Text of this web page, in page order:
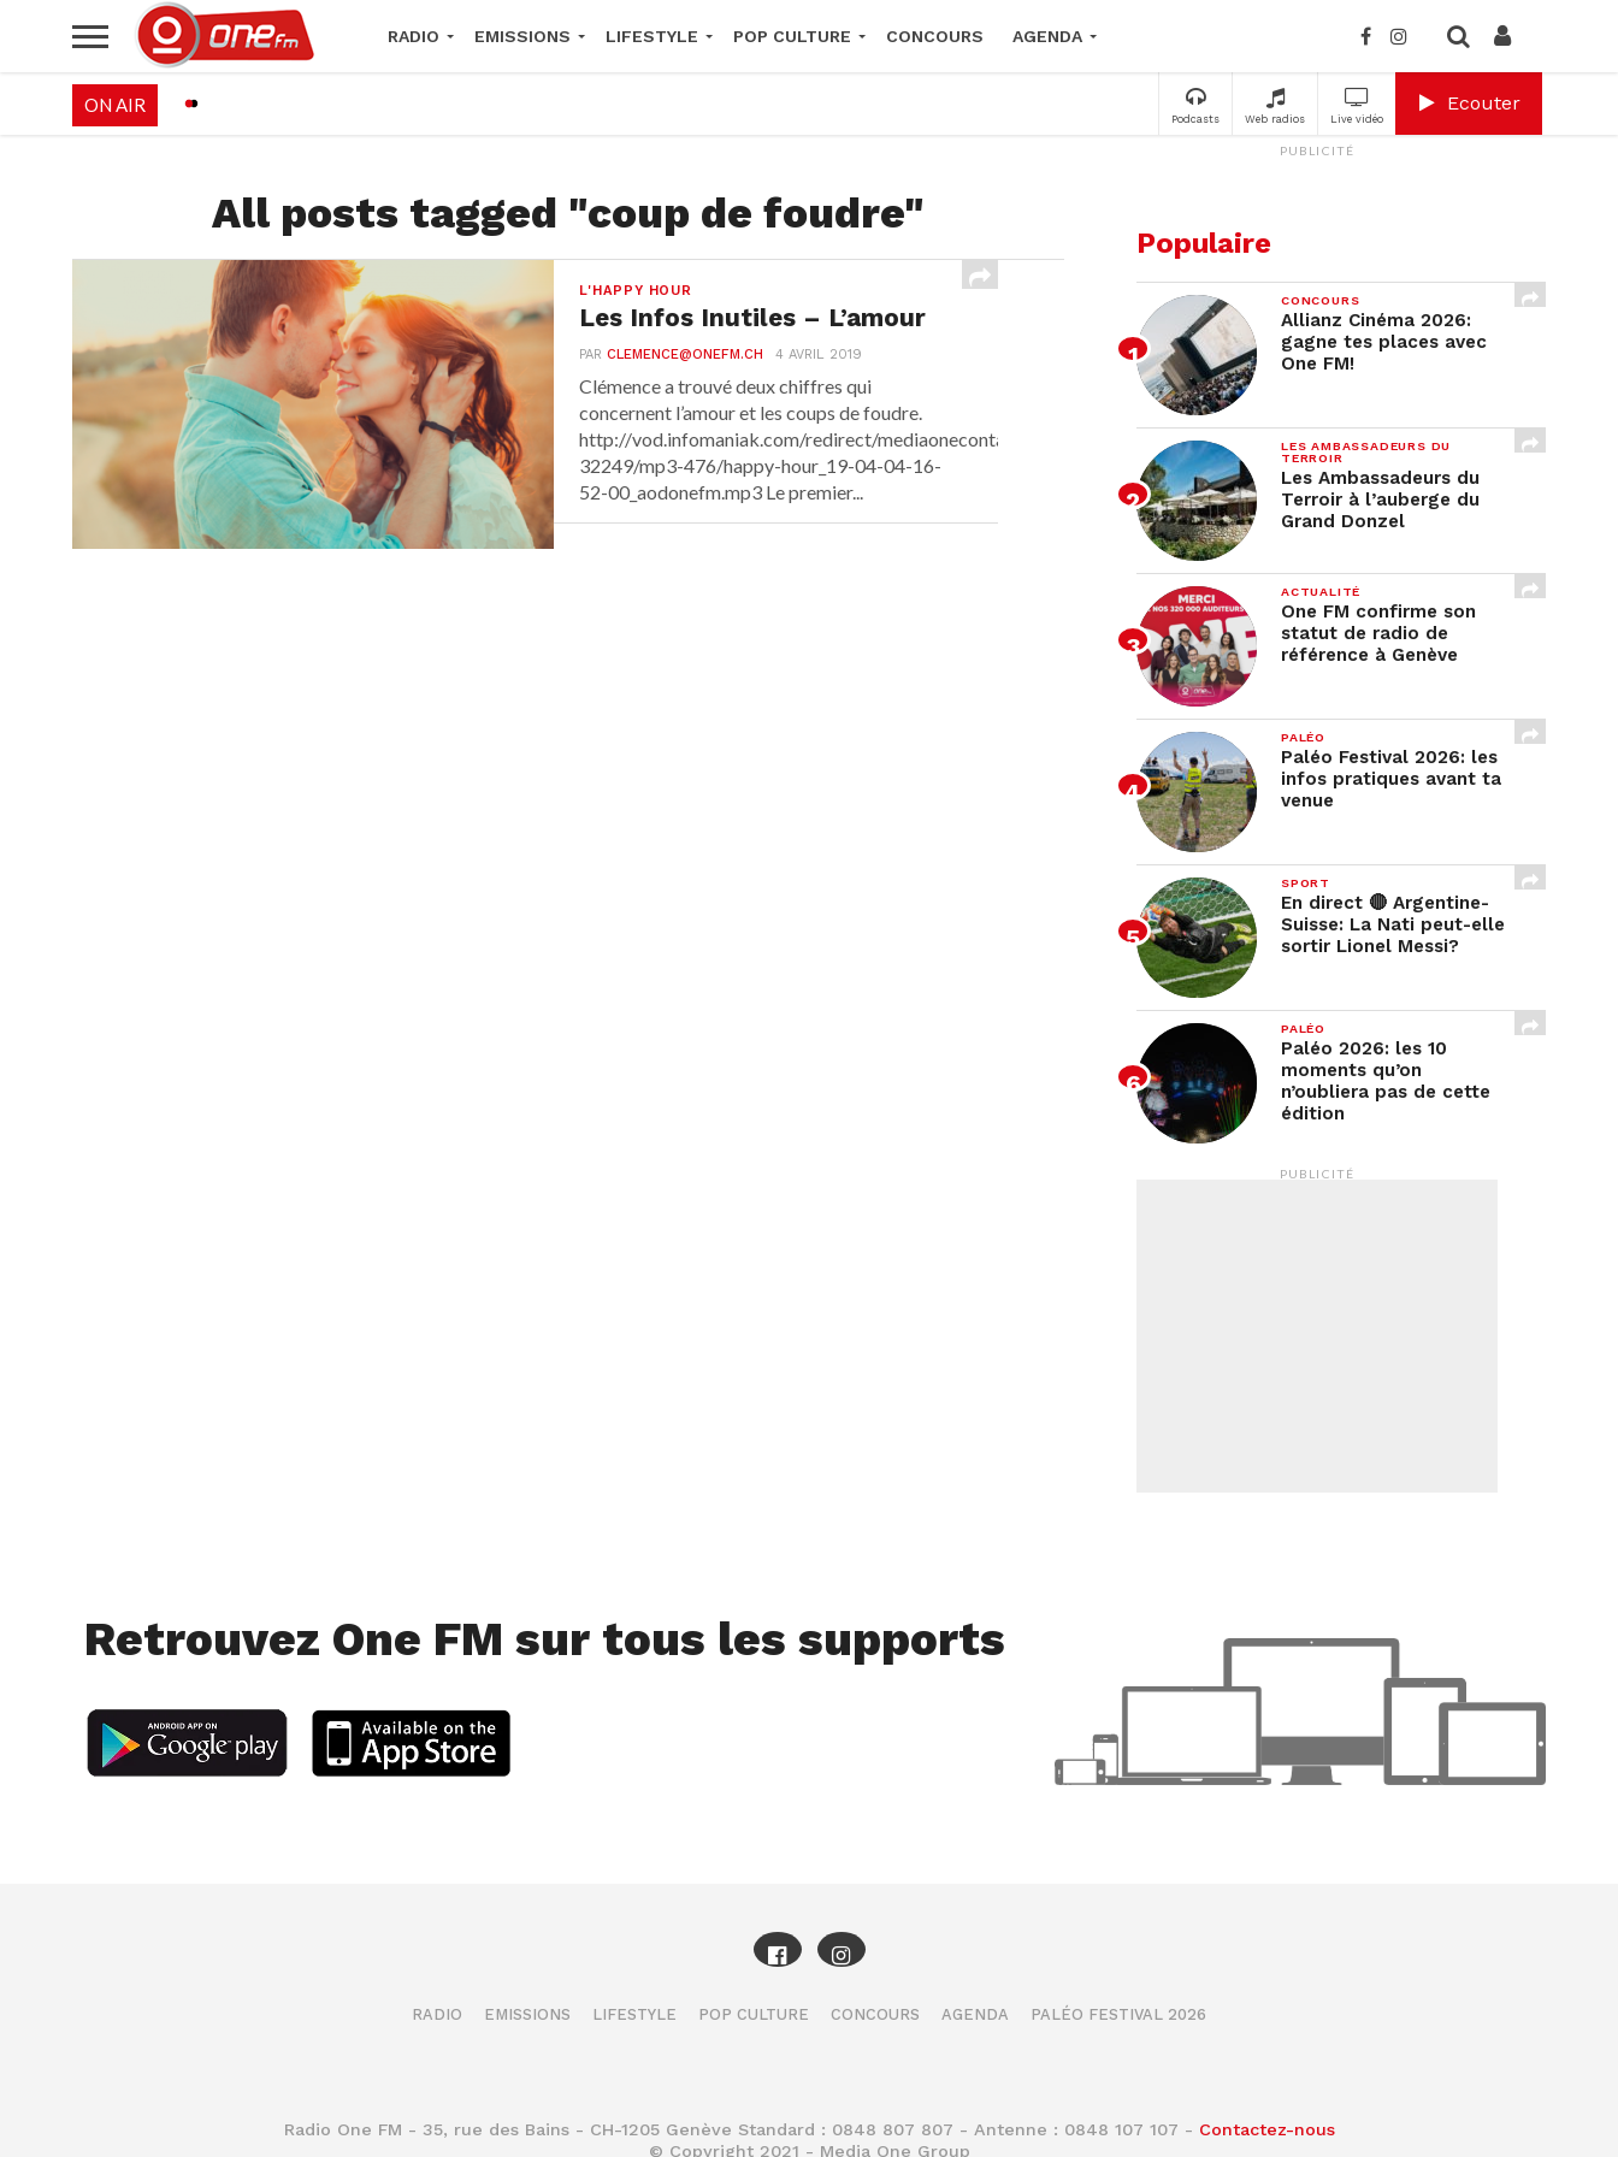
RADIO EMISSIONS LIFESTYLE POP CULTURE CONCOURS AGENDA
Podcasts Web radios Live vidéo
Ecouter
ON AIR
All posts tagged "coup de foudre"
L'HAPPY HOUR
Les Infos Inutiles – L’amour
PARCLEMENCE@ONEFM.CH 4 AVRIL 2019
Clémence a trouvé deux chiffres qui
concernent l’amour et les coups de foudre.
http://vod.infomaniak.com/redirect/mediaonecontactsa_vod/folder-
32249/mp3-476/happy-hour_19-04-04-16-
52-00_aodonefm.mp3 Le premier...
PUBLICITÉ
Populaire
CONCOURS
Allianz Cinéma 2026:
gagne tes places avec
One FM!
LES AMBASSADEURS DU
TERROIR
Les Ambassadeurs du
Terroir à l’auberge du
Grand Donzel
ACTUALITÉ
One FM confirme son
statut de radio de
référence à Genève
PALÉO
Paléo Festival 2026: les
infos pratiques avant ta
venue
SPORT
En direct 🔴 Argentine-
Suisse: La Nati peut-elle
sortir Lionel Messi?
PALÉO
Paléo 2026: les 10
moments qu’on
n’oubliera pas de cette
édition
PUBLICITÉ
Retrouvez One FM sur tous les supports
RADIO EMISSIONS LIFESTYLE POP CULTURE CONCOURS AGENDA PALÉO FESTIVAL 2026
Radio One FM - 35, rue des Bains - CH-1205 Genève Standard : 0848 807 807 - Antenne : 0848 107 107 - Contactez-nous
© Copyright 2021 - Media One Group